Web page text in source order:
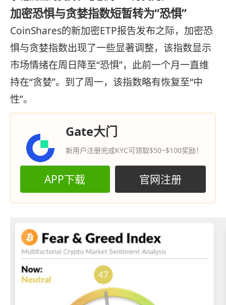
加密恐惧与贪婪指数短暂转为“恐惧”
CoinShares的新加密ETP报告发布之际，加密恐
惧与贪婪指数出现了一些显著调整，该指数显示
市场情绪在周日降至“恐惧”，此前一个月一直维
持在“贪婪”。到了周一，该指数略有恢复至“中
性”。
Gate大门
新用户注册完成KYC可领取$50~$100奖励！
APP下载 官网注册